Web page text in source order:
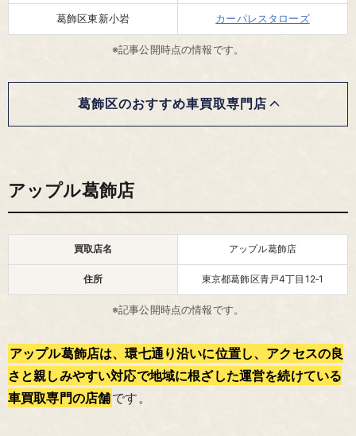
葛飾区東新小岩 カーパレスタローズ
※記事公開時点の情報です。
葛飾区のおすすめ車買取専門店
アップル葛飾店
買取店名 アップル葛飾店
住所 東京都葛飾区青戸4丁目12‑1
※記事公開時点の情報です。
アップル葛飾店は、環七通り沿いに位置し、アクセスの良
さと親しみやすい対応で地域に根ざした運営を続けている
車買取専門の店舗です。